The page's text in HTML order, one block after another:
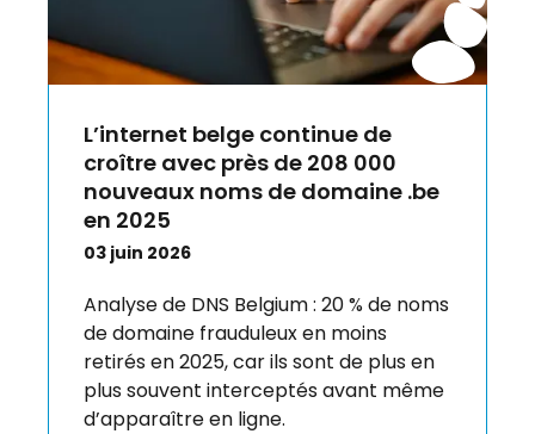
L’internet belge continue de
croître avec près de 208 000
nouveaux noms de domaine .be
en 2025
03 juin 2026
Analyse de DNS Belgium : 20 % de noms
de domaine frauduleux en moins
retirés en 2025, car ils sont de plus en
plus souvent interceptés avant même
d’apparaître en ligne.